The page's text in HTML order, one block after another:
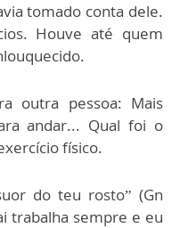
tomado conta dele.
Houve até quem
outra pessoa: Mais
andar... Qual foi o
físico.
do teu rosto” (Gn
trabalha sempre e eu